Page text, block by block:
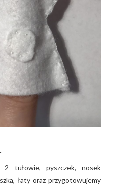
2 tułowie, pyszczek, nosek
łaty oraz przygotowujemy